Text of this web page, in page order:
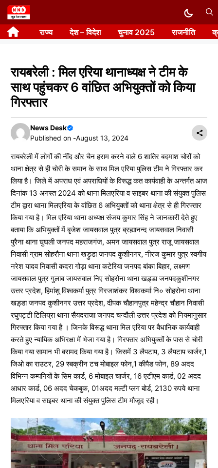
Skip
to
content राज्य देश – विदेश चुनाव 2025 राजनीति
रायबरेली : मिल एरिया थानाध्यक्ष ने टीम के
साथ पहुंचकर 6 वांछित अभियुक्तों को किया
गिरफ्तार
News Desk
Published on -August 13, 2024
रायबरेली में लोगों की नींद और चैन हराम करने वाले 6 शातिर बदमाश चोरों को
थाना क्षेत्र से ही चोरी के समान के साथ मिल एरिया पुलिस टीम ने गिरफ्तार कर
लिया है। जिले में अपराध एवं अपराधियों के विरूद्ध कत कार्यवाही के अन्तर्गत आज
दिनांक 13 अगस्त 2024 को थाना मिलएरिया व साइबर थाना की संयुक्त पुलिस
टीम द्वारा थाना मिलएरिया के वांछित 6 अभियुक्तों को थाना क्षेत्र से ही गिरफ्तार
किया गया है। मिल एरिया थाना अध्यक्ष संजय कुमार सिंह ने जानकारी देते हुए
बताया कि अभियुक्तों में बृजेश जायसवाल पुत्र ब्रह्मानन्द जायसवाल निवासी
पुरैना थाना घुघली जनपद महराजगंज, अमन जायसवाल पुत्र राजू जायसवाल
निवासी ग्राम सोहरौना थाना खड़ुडा जनपद कुशीनगर, नीरज कुमार पुत्र स्वगीय
नरेश यादव निवासी कदरा गोड़ा थाना कटेरिया जनपद बांका बिहार, लक्ष्मण
जायसवाल पुत्र गुलाब जायसवाल निए सोहरोना थाना खड़्डा जनपदकुशीनगर
उत्तर प्रदेश, हिमांशु विश्वकर्मा पुत्र गिरजाशंकर विश्वकर्मा नि० सोहरोना थाना
खड़्डा जनपद कुशीनगर उत्तर प्रदेश, दीपक चौहानपुत्र महेन्द्र चौहान निवासी
रघुपट्टी टिलिय्रा थाना सैयदराजा जनपद चन्दौली उत्तर प्रदेश को नियमानुसार
गिरफ्तार किया गया है । जिनके विरूद्ध थाना मिल एरिया पर वैधानिक कार्यवाही
करते हुए न्यायिक अभिरक्षा में भेजा गया है। गिरफ्तार अभियुक्तों के पास से चोरी
किया गया सामान भी बरामद किया गया है। जिसमें 3 लैपटाप, 3 लैपटाप चार्जर,1
जिओ का राउटर, 29 स्बक्रीन टच मोबाइल फोन,1 कीपैड फोन, 89 अदद
विभिन्न कम्पनियों के सिम कार्ड, 6 मोबाइल चार्जर, 16 एटीएम कार्ड, 02 अदद
आधार कार्ड, 06 अदद चेकबुक, 01अदद मल्टी प्लग बोर्ड, 2130 रुपये थाना
मिलएरिया व साइबर थाना की संयुक्त पुलिस टीम मौजूद रही।